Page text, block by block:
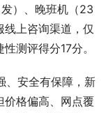
）、晚班机（23
线上咨询渠道，仅
测评得分17分。
、安全有保障，新
价格偏高、网点覆